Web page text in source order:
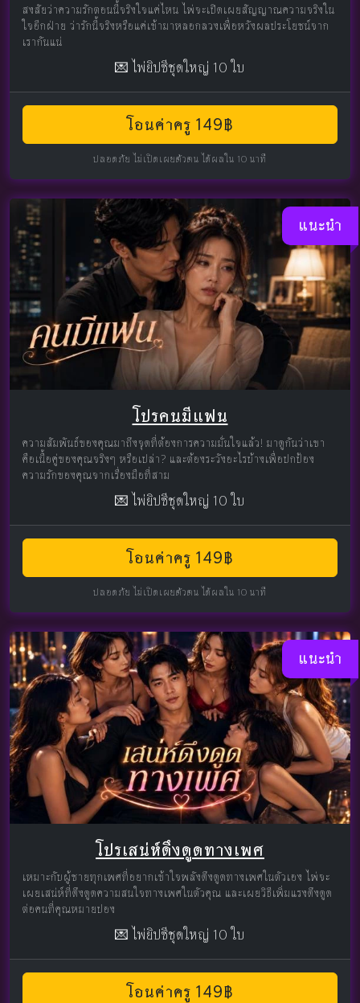
สงสัยว่าความรักตอนนี้จริงใจแค่ไหน ไพ่จะเปิดเผยสัญญาณความจริงใน
ใจอีกฝ่าย ว่ารักนี้จริงหรือแค่เข้ามาหลอกลวงเพื่อหวังผลประโยชน์จาก
เรากันแน่
💌 ไพ่ยิปซีชุดใหญ่ 10 ใบ
โอนค่าครู 149฿
ปลอดภัย ไม่เปิดเผยตัวตน ได้ผลใน 10 นาที
แนะนำ
โปรคนมีแฟน
ความสัมพันธ์ของคุณมาถึงจุดที่ต้องการความมั่นใจแล้ว! มาดูกันว่าเขา
คือเนื้อคู่ของคุณจริงๆ หรือเปล่า? และต้องระวังอะไรบ้างเพื่อปกป้อง
ความรักของคุณจากเรื่องมือที่สาม
💌 ไพ่ยิปซีชุดใหญ่ 10 ใบ
โอนค่าครู 149฿
ปลอดภัย ไม่เปิดเผยตัวตน ได้ผลใน 10 นาที
แนะนำ
โปรเสน่ห์ดึงดูดทางเพศ
เหมาะกับผู้ชายทุกเพศที่อยากเข้าใจพลังดึงดูดทางเพศในตัวเอง ไพ่จะ
เผยเสน่ห์ที่ดึงดูดความสนใจทางเพศในตัวคุณ และเผยวิธีเพิ่มแรงดึงดูด
ต่อคนที่คุณหมายปอง
💌 ไพ่ยิปซีชุดใหญ่ 10 ใบ
โอนค่าครู 149฿